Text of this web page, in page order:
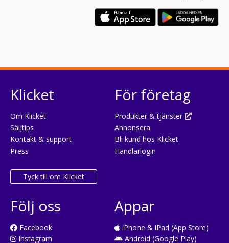
Klicket
Om Klicket
Säljtips
Kontakt & support
Press
Tyck till om Klicket
För företag
Produkter & tjänster
Annonsera
Bli kund hos Klicket
Handlarlogin
Följ oss
Facebook
Instagram
Appar
iPhone & iPad (App Store)
Android (Google Play)